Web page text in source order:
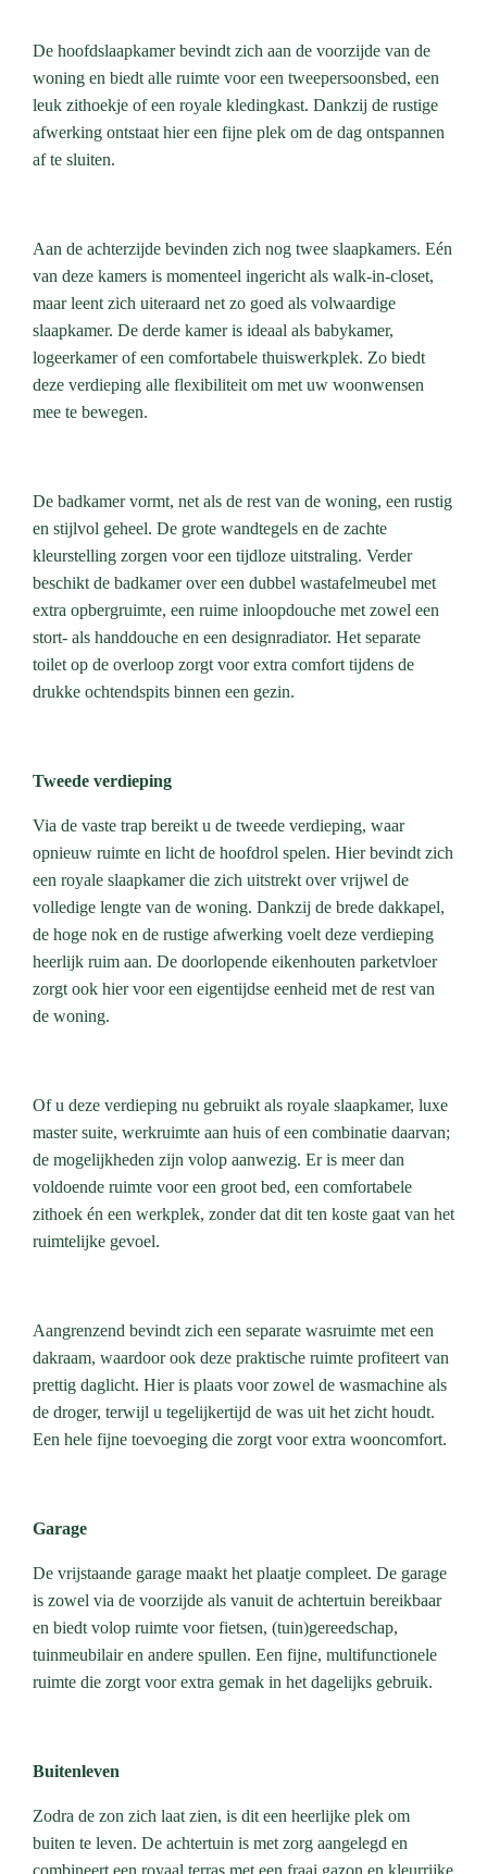
De hoofdslaapkamer bevindt zich aan de voorzijde van de
woning en biedt alle ruimte voor een tweepersoonsbed, een
leuk zithoekje of een royale kledingkast. Dankzij de rustige
afwerking ontstaat hier een fijne plek om de dag ontspannen
af te sluiten.
Aan de achterzijde bevinden zich nog twee slaapkamers. Eén
van deze kamers is momenteel ingericht als walk-in-closet,
maar leent zich uiteraard net zo goed als volwaardige
slaapkamer. De derde kamer is ideaal als babykamer,
logeerkamer of een comfortabele thuiswerkplek. Zo biedt
deze verdieping alle flexibiliteit om met uw woonwensen
mee te bewegen.
De badkamer vormt, net als de rest van de woning, een rustig
en stijlvol geheel. De grote wandtegels en de zachte
kleurstelling zorgen voor een tijdloze uitstraling. Verder
beschikt de badkamer over een dubbel wastafelmeubel met
extra opbergruimte, een ruime inloopdouche met zowel een
stort- als handdouche en een designradiator. Het separate
toilet op de overloop zorgt voor extra comfort tijdens de
drukke ochtendspits binnen een gezin.
Tweede verdieping
Via de vaste trap bereikt u de tweede verdieping, waar
opnieuw ruimte en licht de hoofdrol spelen. Hier bevindt zich
een royale slaapkamer die zich uitstrekt over vrijwel de
volledige lengte van de woning. Dankzij de brede dakkapel,
de hoge nok en de rustige afwerking voelt deze verdieping
heerlijk ruim aan. De doorlopende eikenhouten parketvloer
zorgt ook hier voor een eigentijdse eenheid met de rest van
de woning.
Of u deze verdieping nu gebruikt als royale slaapkamer, luxe
master suite, werkruimte aan huis of een combinatie daarvan;
de mogelijkheden zijn volop aanwezig. Er is meer dan
voldoende ruimte voor een groot bed, een comfortabele
zithoek én een werkplek, zonder dat dit ten koste gaat van het
ruimtelijke gevoel.
Aangrenzend bevindt zich een separate wasruimte met een
dakraam, waardoor ook deze praktische ruimte profiteert van
prettig daglicht. Hier is plaats voor zowel de wasmachine als
de droger, terwijl u tegelijkertijd de was uit het zicht houdt.
Een hele fijne toevoeging die zorgt voor extra wooncomfort.
Garage
De vrijstaande garage maakt het plaatje compleet. De garage
is zowel via de voorzijde als vanuit de achtertuin bereikbaar
en biedt volop ruimte voor fietsen, (tuin)gereedschap,
tuinmeubilair en andere spullen. Een fijne, multifunctionele
ruimte die zorgt voor extra gemak in het dagelijks gebruik.
Buitenleven
Zodra de zon zich laat zien, is dit een heerlijke plek om
buiten te leven. De achtertuin is met zorg aangelegd en
combineert een royaal terras met een fraai gazon en kleurrijke